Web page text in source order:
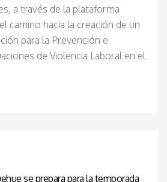
a través de la plataforma
camino hacia la creación de un
para la Prevención e
de Violencia Laboral en el
se prepara para la temporada